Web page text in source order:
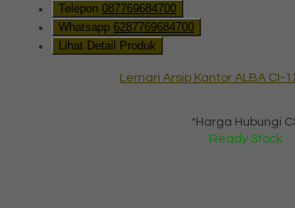
Telepon 087769684700
Whatsapp 6287769684700
Lihat Detail Produk
Lemari Arsip Kantor ALBA CI-
*Harga Hubungi
Ready Stock